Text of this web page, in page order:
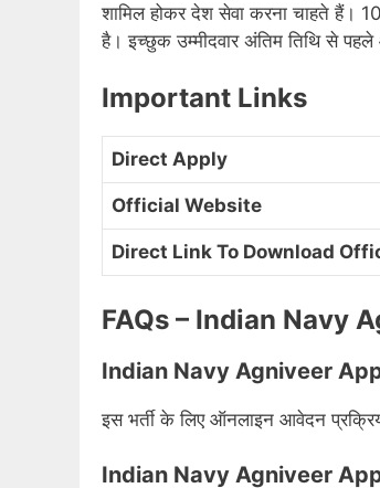
शामिल होकर देश सेवा करना चाहते हैं।
है। इच्छुक उम्मीदवार अंतिम तिथि से
Important Links
Direct Apply
Official Website
Direct Link To Download
FAQs – Indian Navy
Indian Navy Agniveer
इस भर्ती के लिए ऑनलाइन आवेदन
Indian Navy Agniveer